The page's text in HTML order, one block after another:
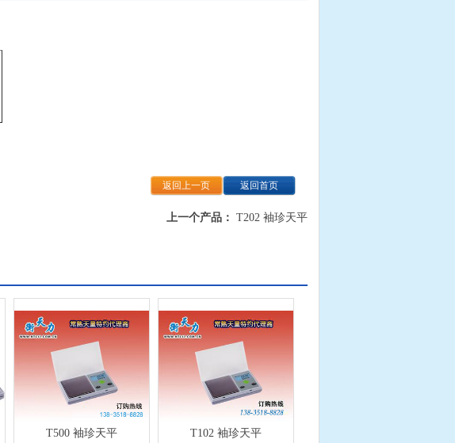
返回首页
返回上一页
上一个产品： T202 袖珍天平
T500 袖珍天平
T102 袖珍天平